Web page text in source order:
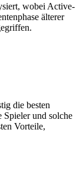
wobei Active-
älterer
die besten
Spieler und solche
Vorteile,